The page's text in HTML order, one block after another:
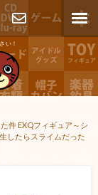
い！
問い合わ
せ
件 EXQフィギュア～シ
したらスライムだった